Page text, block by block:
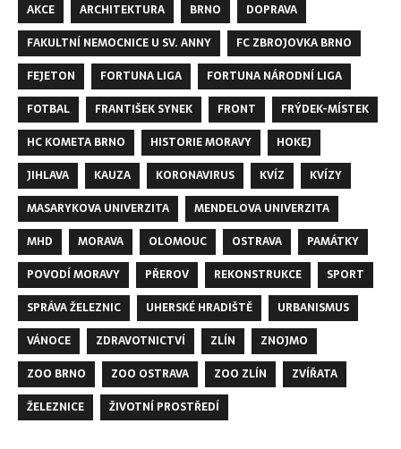
AKCE ARCHITEKTURA BRNO
DOPRAVA
FAKULTNÍ NEMOCNICE U SV. ANNY
FC ZBROJOVKA BRNO
FEJETON
FORTUNA LIGA
FORTUNA NÁRODNÍ LIGA
FOTBAL
FRANTIŠEK SYNEK FRONT
FRÝDEK-MÍSTEK
HC KOMETA BRNO
HISTORIE MORAVY
HOKEJ
JIHLAVA
KAUZA KORONAVIRUS KVÍZ
KVÍZY
MASARYKOVA UNIVERZITA
MENDELOVA UNIVERZITA
MHD
MORAVA OLOMOUC OSTRAVA
PAMÁTKY
POVODÍ MORAVY
PŘEROV REKONSTRUKCE
SPORT
SPRÁVA ŽELEZNIC
UHERSKÉ HRADIŠTĚ
URBANISMUS
VÁNOCE
ZDRAVOTNICTVÍ ZLÍN
ZNOJMO
ZOO BRNO
ZOO OSTRAVA ZOO ZLÍN
ZVÍŘATA
ŽELEZNICE
ŽIVOTNÍ PROSTŘEDÍ